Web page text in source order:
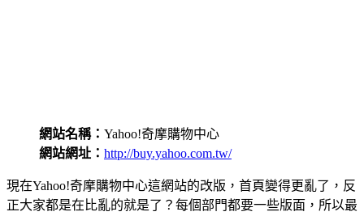
網站名稱： Yahoo!奇摩購物中心
網站網址： http://buy.yahoo.com.tw/
現在Yahoo!奇摩購物中心這網站的改版，首頁變得更亂了，反
正大家都是在比亂的就是了？每個部門都要一些版面，所以最